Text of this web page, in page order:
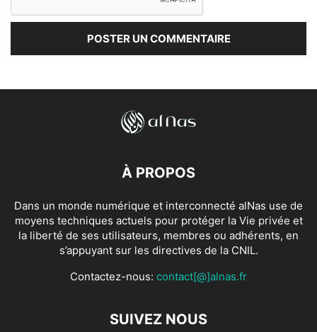
À PROPOS
Dans un monde numérique et interconnecté alNas use de
moyens techniques actuels pour protéger la Vie privée et
la liberté de ses utilisateurs, membres ou adhérents, en
s’appuyant sur les directives de la CNIL.
Contactez-nous: contact[@]alnas.fr
SUIVEZ NOUS